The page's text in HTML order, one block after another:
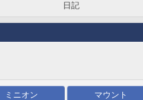
日記
ミニオン マウント